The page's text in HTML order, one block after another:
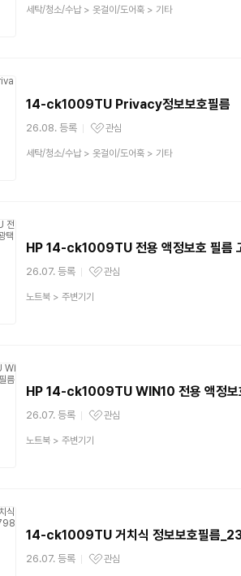
상
세탁/청소/수납> 옷걸이/도어훅> 기타
14-ck1009TU Privacy정보보호필름
26.08. 등록
관심상품
관심
상
세탁/청소/수납> 옷걸이/도어훅> 기타
HP 14-ck1009TU 전용 액정보호 필름
26.07. 등록
관심상품
관심
상
노트북> 주변기기
HP 14-ck1009TU WIN10 전용 액정보
26.07. 등록
관심상품
관심
상
노트북> 주변기기
14-ck1009TU 거치식 정보보호필름
26.07. 등록
관심상품
관심